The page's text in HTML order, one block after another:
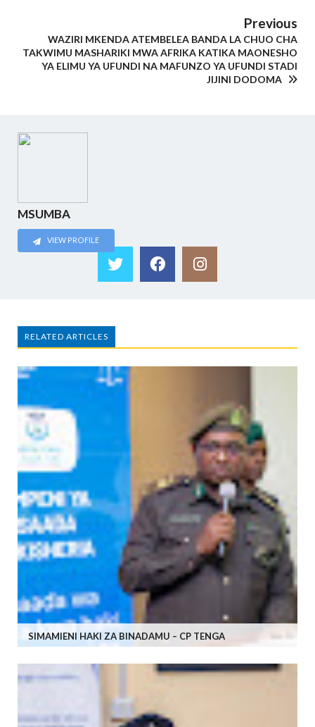
Previous
WAZIRI MKENDA ATEMBELEA BANDA LA CHUO CHA
TAKWIMU MASHARIKI MWA AFRIKA KATIKA MAONESHO
YA ELIMU YA UFUNDI NA MAFUNZO YA UFUNDI STADI
JIJINI DODOMA
MSUMBA
VIEW PROFILE
RELATED ARTICLES
SIMAMIENI HAKI ZA BINADAMU – CP TENGA